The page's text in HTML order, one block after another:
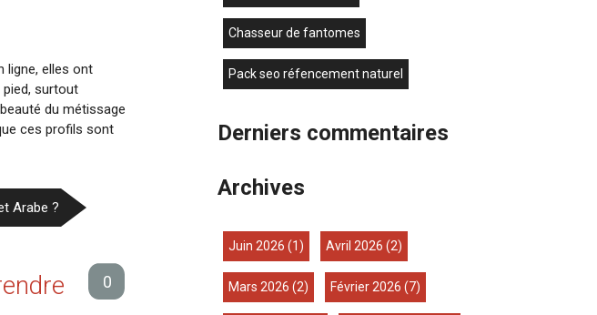
ligne, elles ont
surtout
du métissage
ces profils sont
Arabe ?
0
chasseur de fantomes
pack seo réfencement naturel
Derniers commentaires
Archives
juin 2026 (1) avril 2026 (2)
mars 2026 (2) février 2026 (7)